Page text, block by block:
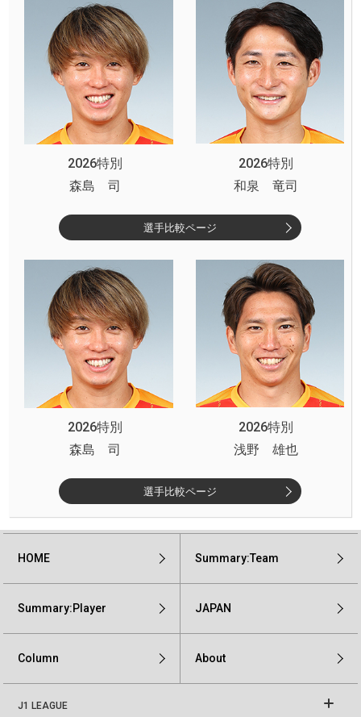
2026特別
2026特別
森島 司
和泉 竜司
選手比較ページ
2026特別
2026特別
森島 司
浅野 雄也
選手比較ページ
HOME Summary:Team
Summary:Player JAPAN
Column About
J1 LEAGUE